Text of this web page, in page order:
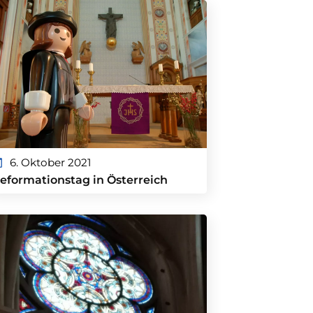
6. Oktober 2021
in Österreich